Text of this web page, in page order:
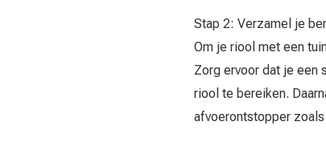
Stap 2: Verzamel je
Om je riool met een
Zorg ervoor dat je een
riool te bereiken.
afvoerontstopper